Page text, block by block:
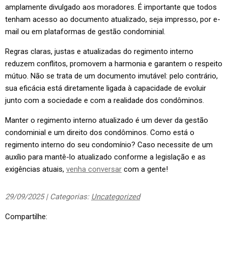
amplamente divulgado aos moradores. É importante que todos
tenham acesso ao documento atualizado, seja impresso, por e-
mail ou em plataformas de gestão condominial.
Regras claras, justas e atualizadas do regimento interno
reduzem conflitos, promovem a harmonia e garantem o respeito
mútuo. Não se trata de um documento imutável: pelo contrário,
sua eficácia está diretamente ligada à capacidade de evoluir
junto com a sociedade e com a realidade dos condôminos.
Manter o regimento interno atualizado é um dever da gestão
condominial e um direito dos condôminos. Como está o
regimento interno do seu condomínio? Caso necessite de um
auxílio para mantê-lo atualizado conforme a legislação e as
exigências atuais, venha conversar com a gente!
29/09/2025 | Categorias: Uncategorized
Compartilhe: